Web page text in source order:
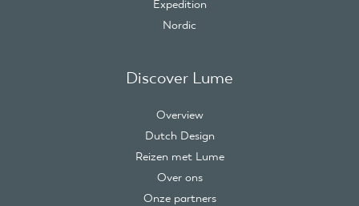
Expedition
Nordic
Discover Lume
Overview
Dutch Design
Reizen met Lume
Over ons
Onze partners